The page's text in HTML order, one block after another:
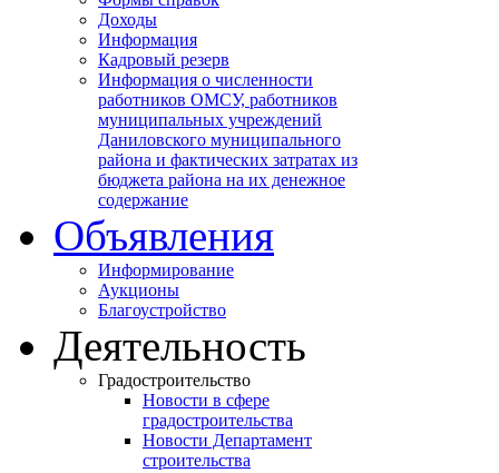
Доходы
Информация
Кадровый резерв
Информация о численности
работников ОМСУ, работников
муниципальных учреждений
Даниловского муниципального
района и фактических затратах из
бюджета района на их денежное
содержание
Объявления
Информирование
Аукционы
Благоустройство
Деятельность
Градостроительство
Новости в сфере
градостроительства
Новости Департамент
строительства